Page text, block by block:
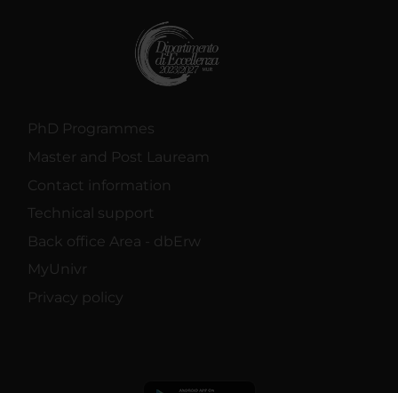
PhD Programmes
Master and Post Lauream
Contact information
Technical support
Back office Area - dbErw
MyUnivr
Privacy policy